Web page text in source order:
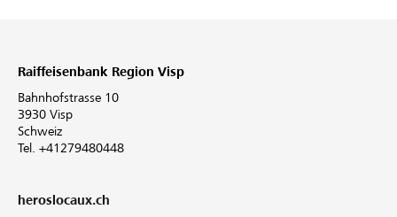
Raiffeisenbank Region Visp
Bahnhofstrasse 10
3930 Visp
Schweiz
Tel. +41279480448
heroslocaux.ch